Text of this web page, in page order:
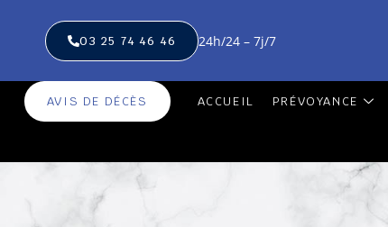
03 25 74 46 46 24h/24 – 7j/7
AVIS DE DÉCÈS ACCUEIL PRÉVOYANCE